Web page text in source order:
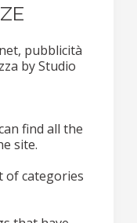
pubblicità
by Studio
find all the
site.
of categories